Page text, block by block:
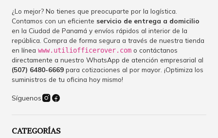
¿Lo mejor? No tienes que preocuparte por la logística.
Contamos con un eficiente servicio de entrega a domicilio
en la Ciudad de Panamá y envíos rápidos al interior de la
república. Compra de forma segura a través de nuestra tienda
en línea www.utiliofficerover.com o contáctanos
directamente a nuestro WhatsApp de atención empresarial al
(507) 6480-6669 para cotizaciones al por mayor. ¡Optimiza los
suministros de tu oficina hoy mismo!
Síguenos
CATEGORÍAS